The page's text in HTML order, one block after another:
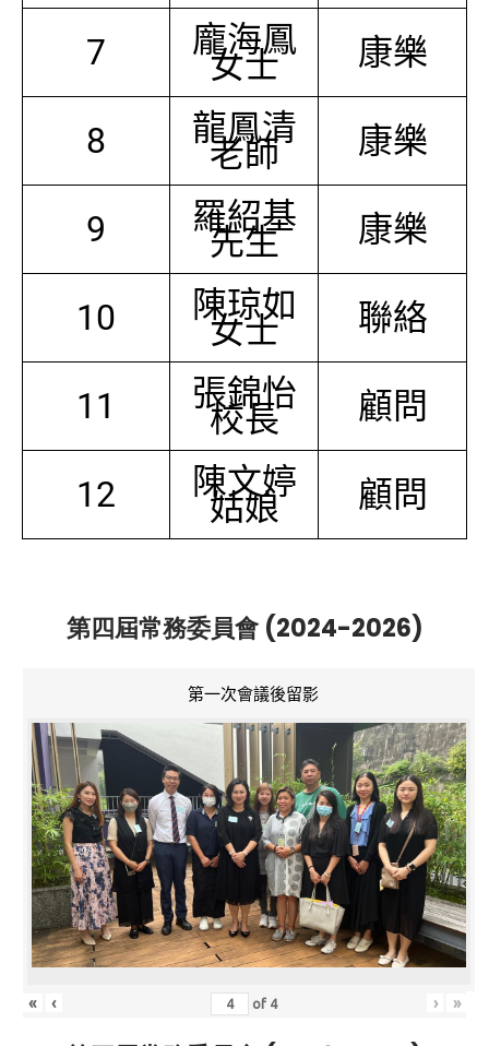
7 龐海鳳
女士 康樂
8 龍鳳清
老師 康樂
9 羅紹基
先生 康樂
10 陳琼如
女士 聯絡
11 張錦怡
校長 顧問
12 陳文婷
姑娘 顧問
第四屆常務委員會 (2024-2026)
第一次會議後留影
« ‹ of 4 › »